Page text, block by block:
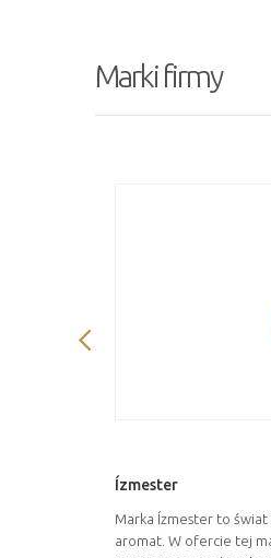
Marki firmy
Ízmester
Marka Ízmester to świat
aromat. W ofercie tej